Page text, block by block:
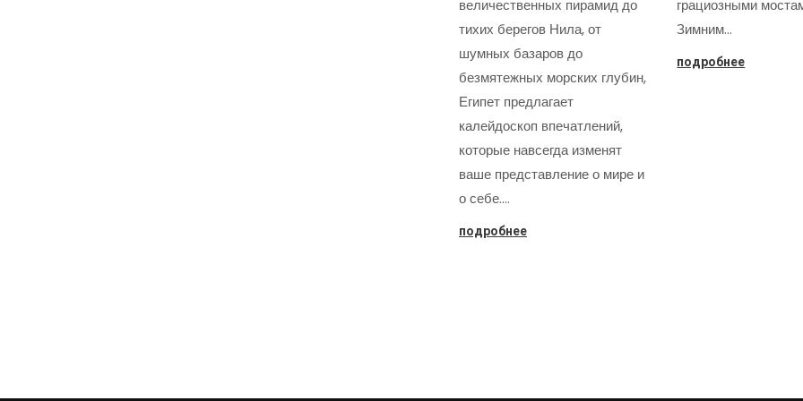
величественных пирамид до
тихих берегов Нила, от
шумных базаров до
безмятежных морских глубин,
Египет предлагает
калейдоскоп впечатлений,
которые навсегда изменят
ваше представление о мире и
о себе.…
подробнее
грациозными
Зимним…
подробнее